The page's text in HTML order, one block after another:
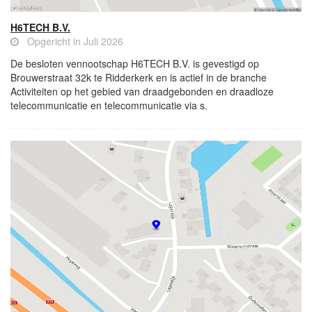
H6TECH B.V.
Opgericht in Juli 2026
De besloten vennootschap H6TECH B.V. is gevestigd op
Brouwerstraat 32k te Ridderkerk en is actief in de branche
Activiteiten op het gebied van draadgebonden en draadloze
telecommunicatie en telecommunicatie via s.